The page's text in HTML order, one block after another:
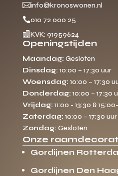
info@kronoswonen.nl
010 72 000 25
 KVK: 91959624
Openingstijden
Maandag: Gesloten
Dinsdag: 10:00 – 17:30 uur
Woensdag: 10:00 – 17:30
Donderdag: 10:00 – 17:30
Vrijdag: 11:00 - 13:30 &
Zaterdag: 10:00 – 17:30 uur
Zondag: Gesloten
Onze
Gordijnen
Gordijnen Den